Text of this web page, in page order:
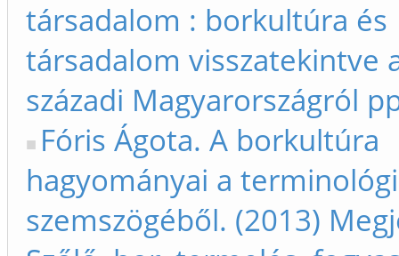
társadalom : borkultúra és
társadalom visszatekintve
századi Magyarországról
Fóris Ágota. A borkultúra
hagyományai a
szemszögéből. (2013)